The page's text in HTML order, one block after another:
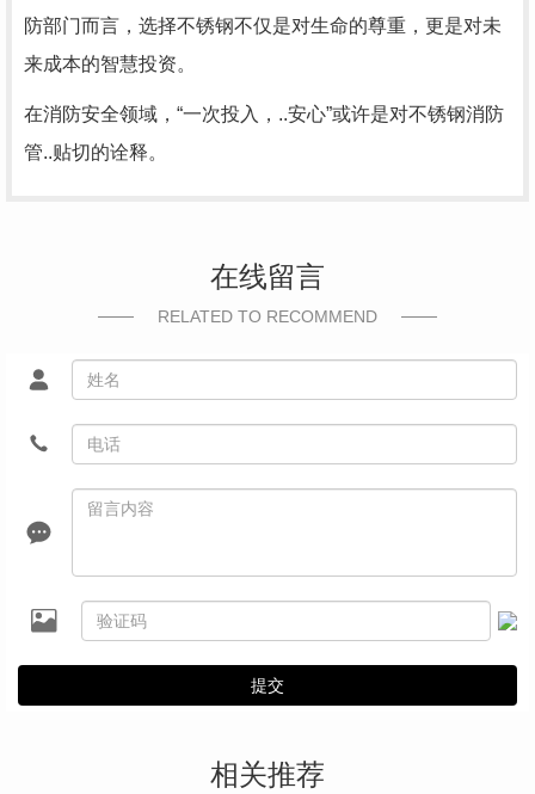
防部门而言，选择不锈钢不仅是对生命的尊重，更是对未
来成本的智慧投资。
在消防安全领域，“一次投入，..安心”或许是对不锈钢消防
管..贴切的诠释。
在线留言
RELATED TO RECOMMEND
提交
相关推荐